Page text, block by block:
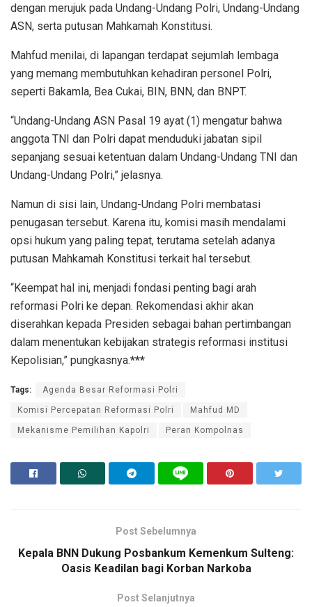
dengan merujuk pada Undang-Undang Polri, Undang-Undang
ASN, serta putusan Mahkamah Konstitusi.
Mahfud menilai, di lapangan terdapat sejumlah lembaga
yang memang membutuhkan kehadiran personel Polri,
seperti Bakamla, Bea Cukai, BIN, BNN, dan BNPT.
“Undang-Undang ASN Pasal 19 ayat (1) mengatur bahwa
anggota TNI dan Polri dapat menduduki jabatan sipil
sepanjang sesuai ketentuan dalam Undang-Undang TNI dan
Undang-Undang Polri,” jelasnya.
Namun di sisi lain, Undang-Undang Polri membatasi
penugasan tersebut. Karena itu, komisi masih mendalami
opsi hukum yang paling tepat, terutama setelah adanya
putusan Mahkamah Konstitusi terkait hal tersebut.
“Keempat hal ini, menjadi fondasi penting bagi arah
reformasi Polri ke depan. Rekomendasi akhir akan
diserahkan kepada Presiden sebagai bahan pertimbangan
dalam menentukan kebijakan strategis reformasi institusi
Kepolisian,” pungkasnya.***
Tags: Agenda Besar Reformasi Polri
Komisi Percepatan Reformasi Polri Mahfud MD
Mekanisme Pemilihan Kapolri Peran Kompolnas
Post Sebelumnya
Kepala BNN Dukung Posbankum Kemenkum Sulteng:
Oasis Keadilan bagi Korban Narkoba
Post Selanjutnya